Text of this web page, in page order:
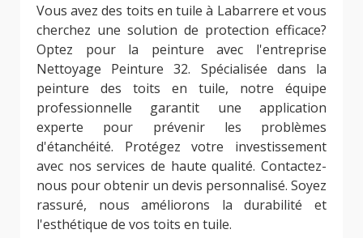
Vous avez des toits en tuile à Labarrere et vous
cherchez une solution de protection efficace?
Optez pour la peinture avec l'entreprise
Nettoyage Peinture 32. Spécialisée dans la
peinture des toits en tuile, notre équipe
professionnelle garantit une application
experte pour prévenir les problèmes
d'étanchéité. Protégez votre investissement
avec nos services de haute qualité. Contactez-
nous pour obtenir un devis personnalisé. Soyez
rassuré, nous améliorons la durabilité et
l'esthétique de vos toits en tuile.